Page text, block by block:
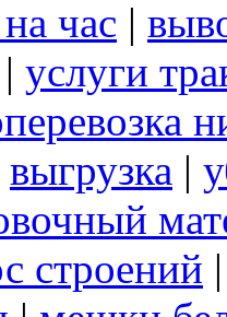
час |
| услуги
выгрузка |
строений